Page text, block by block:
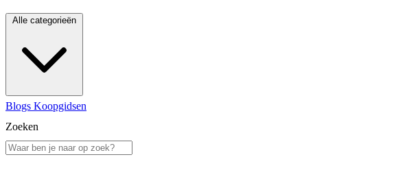
Alle categorieën
Blogs Koopgidsen
Zoeken